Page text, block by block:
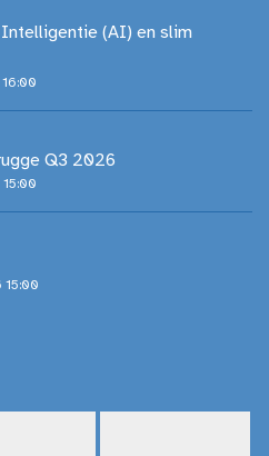
(AI) en slim
Q3 2026